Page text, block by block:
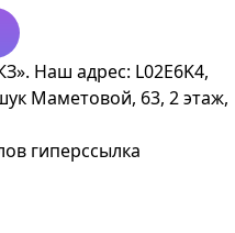
Наш адрес: L02E6K4,
Маметовой, 63, 2 этаж,
гиперссылка